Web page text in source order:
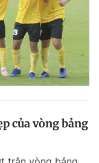
của vòng bảng